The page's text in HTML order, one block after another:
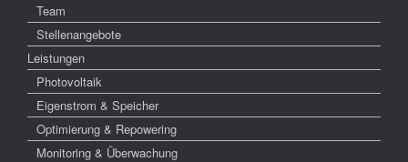
Team
Stellenangebote
Leistungen
Photovoltaik
Eigenstrom & Speicher
Optimierung & Repowering
Monitoring & Überwachung